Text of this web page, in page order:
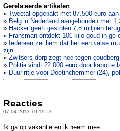
Gerelateerde artikelen
» Tweetal opgepakt met 87.500 euro
» Belg in Nederland aangehouden met
» Hacker geeft gestolen 7,8 miljoen terug
» Fransman ontdekt 100 kilo goud in ge-
» Iedereen zei hem dat het een valse
zijn
» Zwitsers dorp zegt nee tegen
» Politie vindt 22.000 euro door kapotte
» Duur ritje voor Doetinchemmer (24),
Reacties
07-04-2013 10:19:53
Ik ga op vakantie en ik neem mee.....